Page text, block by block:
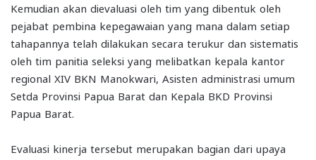
Kemudian akan dievaluasi oleh tim yang dibentuk oleh
pejabat pembina kepegawaian yang mana dalam setiap
tahapannya telah dilakukan secara terukur dan sistematis
oleh tim panitia seleksi yang melibatkan kepala kantor
regional XIV BKN Manokwari, Asisten administrasi umum
Setda Provinsi Papua Barat dan Kepala BKD Provinsi
Papua Barat.
Evaluasi kinerja tersebut merupakan bagian dari upaya